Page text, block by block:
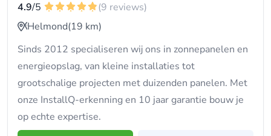
4.9/5
(9 reviews)
Helmond(19 km)
Sinds 2012 specialiseren wij ons in zonnepanelen en
energieopslag, van kleine installaties tot
grootschalige projecten met duizenden panelen. Met
onze InstallQ-erkenning en 10 jaar garantie bouw je
op echte expertise.